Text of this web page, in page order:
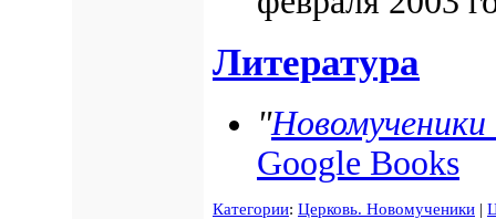
Литература
"Новомученики
Google Books
Категории: Церковь. Новомученики |